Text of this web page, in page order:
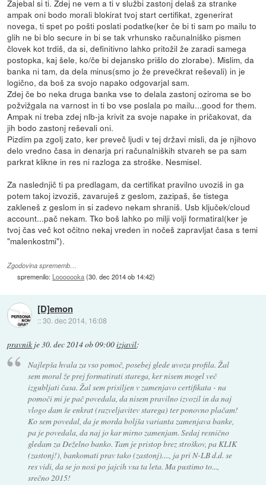
Zajebal si ti. Zdej ne vem a ti v službi zastonj delaš za stranke
ampak oni bodo morali blokirat tvoj start certifikat, zgenerirat
novega, ti spet po pošti poslati podatke(ker če bi ti sam po mailu to
glih ne bi blo secure in bi se tak vrhunsko računalniško pismen
človek kot trdiš, da si, definitivno lahko pritožil že zaradi samega
postopka, kaj šele, ko/če bi dejansko prišlo do zlorabe). Mislim, da
banka ni tam, da dela minus(smo jo že prevečkrat reševali) in je
logično, da boš za svojo napako odgovarjal sam.
Zdej če bo neka druga banka vse to delala zastonj oziroma se bo
požvižgala na varnost in ti bo vse poslala po mailu...good for them.
Ampak ni treba zdej nlb-ja krivit za svoje napake in pričakovat, da
jih bodo zastonj reševali oni.
Pizdim pa zgolj zato, ker preveč ljudi v tej državi misli, da je njihovo
delo vredno časa in denarja pri računalniških stvareh se pa sam
parkrat klikne in res ni razloga za stroške. Nesmisel.
Za naslednjič ti pa predlagam, da certifikat pravilno uvoziš in ga
potem takoj izvoziš, zavaruješ z geslom, zazipaš, še tistega
zakleneš z geslom in si zadevo nekam shraniš. Usb ključek/cloud
account...pač nekam. Tko boš lahko po milji volji formatiral(ker je
tvoj čas več kot očitno nekaj vreden in nočeš zapravljat časa s temi
"malenkostmi").
Zgodovina sprememb…
spremenilo: Looooooka(30. dec 2014 ob 14:42)
[D]emon
::30. dec 2014, 16:08
pravnik je30. dec 2014 ob 09:00izjavil:
Najlepša hvala za vso pomoč, posebej glede uvoza profila. Žal
sem moral že prej formatirati starega, ker nisem mogel več
izgubljati časa. Žal sem prisiljen v zamenjavo certifikata - na
pomoči mi je pač povedala, da nisem pravilno izvozil in da naj
vlogo dam še enkrat (razveljavitev starega) ter ponovno plačam!
Ko sem povedal, da je morda boljša varianta zamenjava banke,
pa je povedala, da naj jo kar mirno zamenjam. Sedaj resnično
gledam za Deželno banko. Tam je pristop brez stroškov, pa KLIK
(zastonj!), bankomati prav tako (zastonj)...., ja pri N-LB d.d. se
res vidi, da se jo nosi po jajcih vsa ta leta. Ma pustimo to...,
srečno 2015!